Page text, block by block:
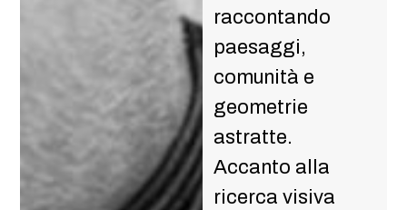
raccontando
paesaggi,
comunità e
geometrie
astratte.
Accanto alla
ricerca visiva